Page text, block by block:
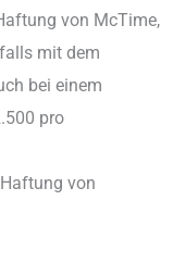
von McTime,
mit dem
bei einem
pro
von